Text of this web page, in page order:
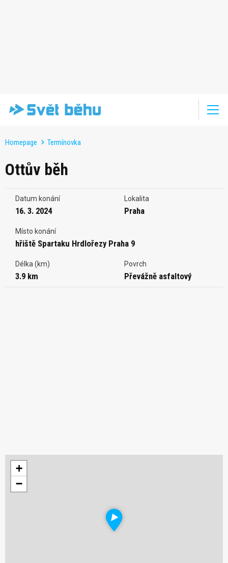
Homepage Termínovka
Ottův běh
Datum konání
16. 3. 2024
Lokalita
Praha
Místo konání
hřiště Spartaku Hrdlořezy Praha 9
Délka (km)
3.9 km
Povrch
Převážně asfaltový
+
−